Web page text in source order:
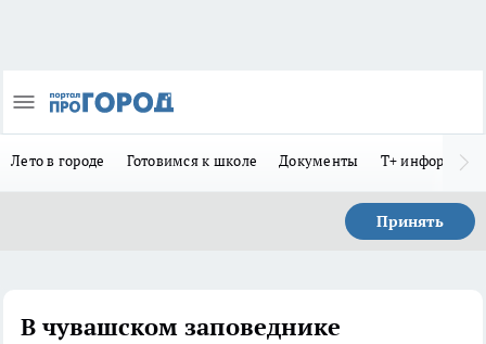
Лето в городе Готовимся к школе Документы Т+
Принять
В чувашском заповеднике